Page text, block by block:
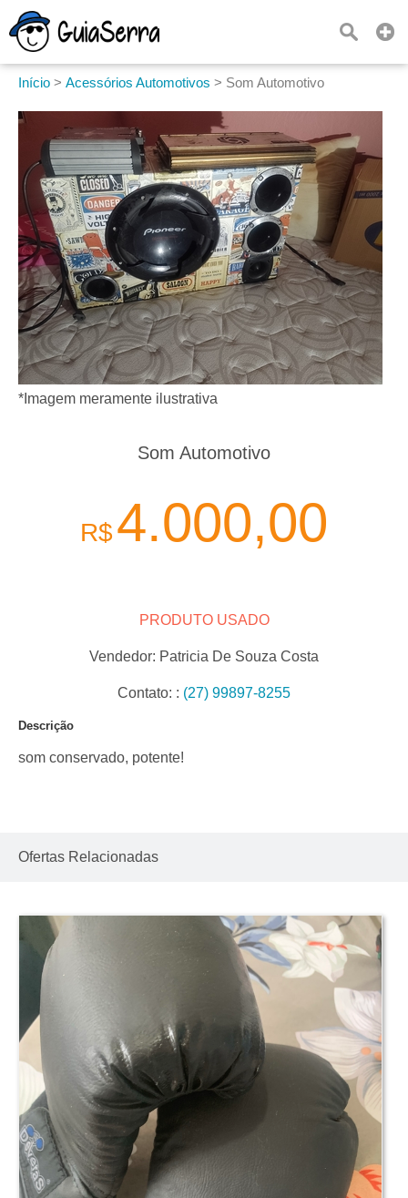
Início > Acessórios Automotivos > Som Automotivo
*Imagem meramente ilustrativa
Som Automotivo
R$4.000,00
PRODUTO USADO
Vendedor: Patricia De Souza Costa
Contato: : (27) 99897-8255
Descrição
som conservado, potente!
Ofertas Relacionadas